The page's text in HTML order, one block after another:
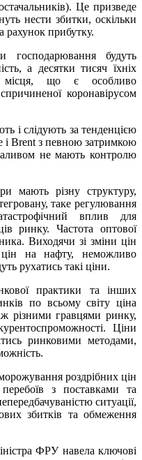
Це призведе
нести збитки, оскільки
рахунок прибутку.
господарювання будуть
а десятки тисяч їхніх
місця, що є особливо
коронавірусом
і слідують за тенденцією
і Brent з певною затримкою
не мають контролю
мають різну структуру,
таке регулювання
вплив для
ринку. Частота оптової
Виходячи зі зміни цін
на нафту, неможливо
рухатись такі ціни.
практики та інших
по всьому світу ціна
різними гравцями ринку,
Ціни
ринковими методами,
роздрібних цін
з поставками та
ситуації,
збитків та обмеження
ФРУ навела ключові